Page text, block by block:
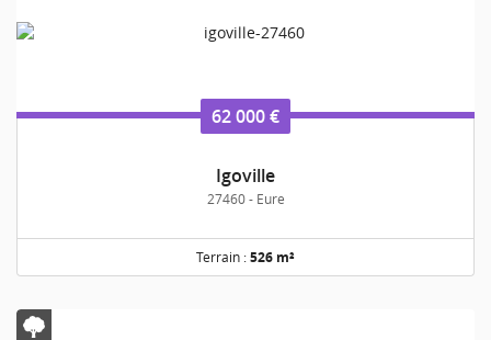
62 000 €
Igoville
27460 - Eure
Terrain :526 m²